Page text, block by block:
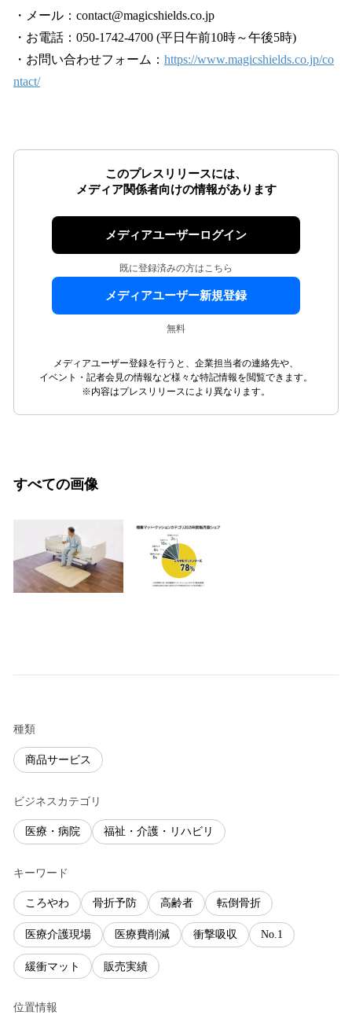
・メール：contact@magicshields.co.jp
・お電話：050-1742-4700 (平日午前10時～午後5時)
・お問い合わせフォーム： https://www.magicshields.co.jp/co
ntact/
このプレスリリースには、
メディア関係者向けの情報があります
メディアユーザーログイン
既に登録済みの方はこちら
メディアユーザー新規登録
無料
メディアユーザー登録を行うと、企業担当者の連絡先や、
イベント・記者会見の情報など様々な特記情報を閲覧できます。
※内容はプレスリリースにより異なります。
すべての画像
種類
商品サービス
ビジネスカテゴリ
医療・病院 福祉・介護・リハビリ
キーワード
ころやわ 骨折予防 高齢者 転倒骨折
医療介護現場 医療費削減 衝撃吸収 No.1
緩衝マット 販売実績
位置情報